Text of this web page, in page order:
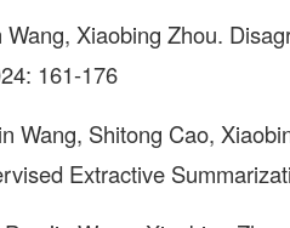
Xiaobing Zhou.
161-176
Wang, Shitong Cao,
Extractive